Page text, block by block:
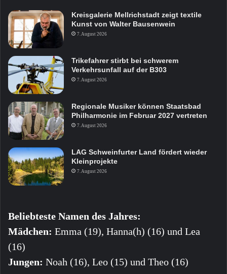
Kreisgalerie Mellrichstadt zeigt textile
Kunst von Walter Bausenwein
7. August 2026
Trikefahrer stirbt bei schwerem
Verkehrsunfall auf der B303
7. August 2026
Regionale Musiker können Staatsbad
Philharmonie im Februar 2027 vertreten
7. August 2026
LAG Schweinfurter Land fördert wieder
Kleinprojekte
7. August 2026
Beliebteste Namen des Jahres:
Mädchen: Emma (19), Hanna(h) (16) und Lea
(16)
Jungen: Noah (16), Leo (15) und Theo (16)